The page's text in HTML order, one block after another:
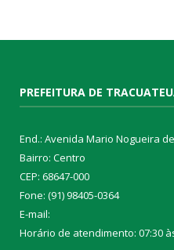
PREFEITURA DE
End.: Avenida Mario Nogueira
Bairro: Centro
CEP: 68647-000
Fone: (91) 98405-0364
E-mail:
Horário de atendimento: 07:30